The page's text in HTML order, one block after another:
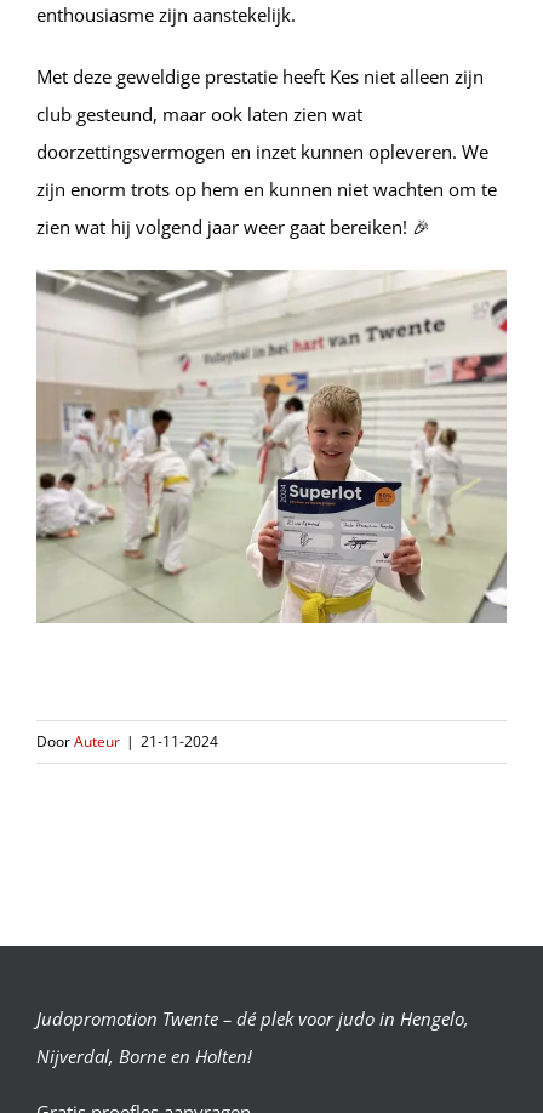
enthousiasme zijn aanstekelijk.
Met deze geweldige prestatie heeft Kes niet alleen zijn
club gesteund, maar ook laten zien wat
doorzettingsvermogen en inzet kunnen opleveren. We
zijn enorm trots op hem en kunnen niet wachten om te
zien wat hij volgend jaar weer gaat bereiken! 🎉
DoorAuteur | 21-11-2024
Judopromotion Twente – dé plek voor judo in Hengelo,
Nijverdal, Borne en Holten!